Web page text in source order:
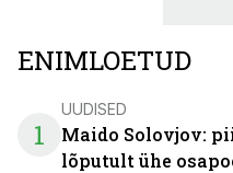
ENIMLOETUD
1
UUDISED
Maido Solovjov:
lõputult ühe